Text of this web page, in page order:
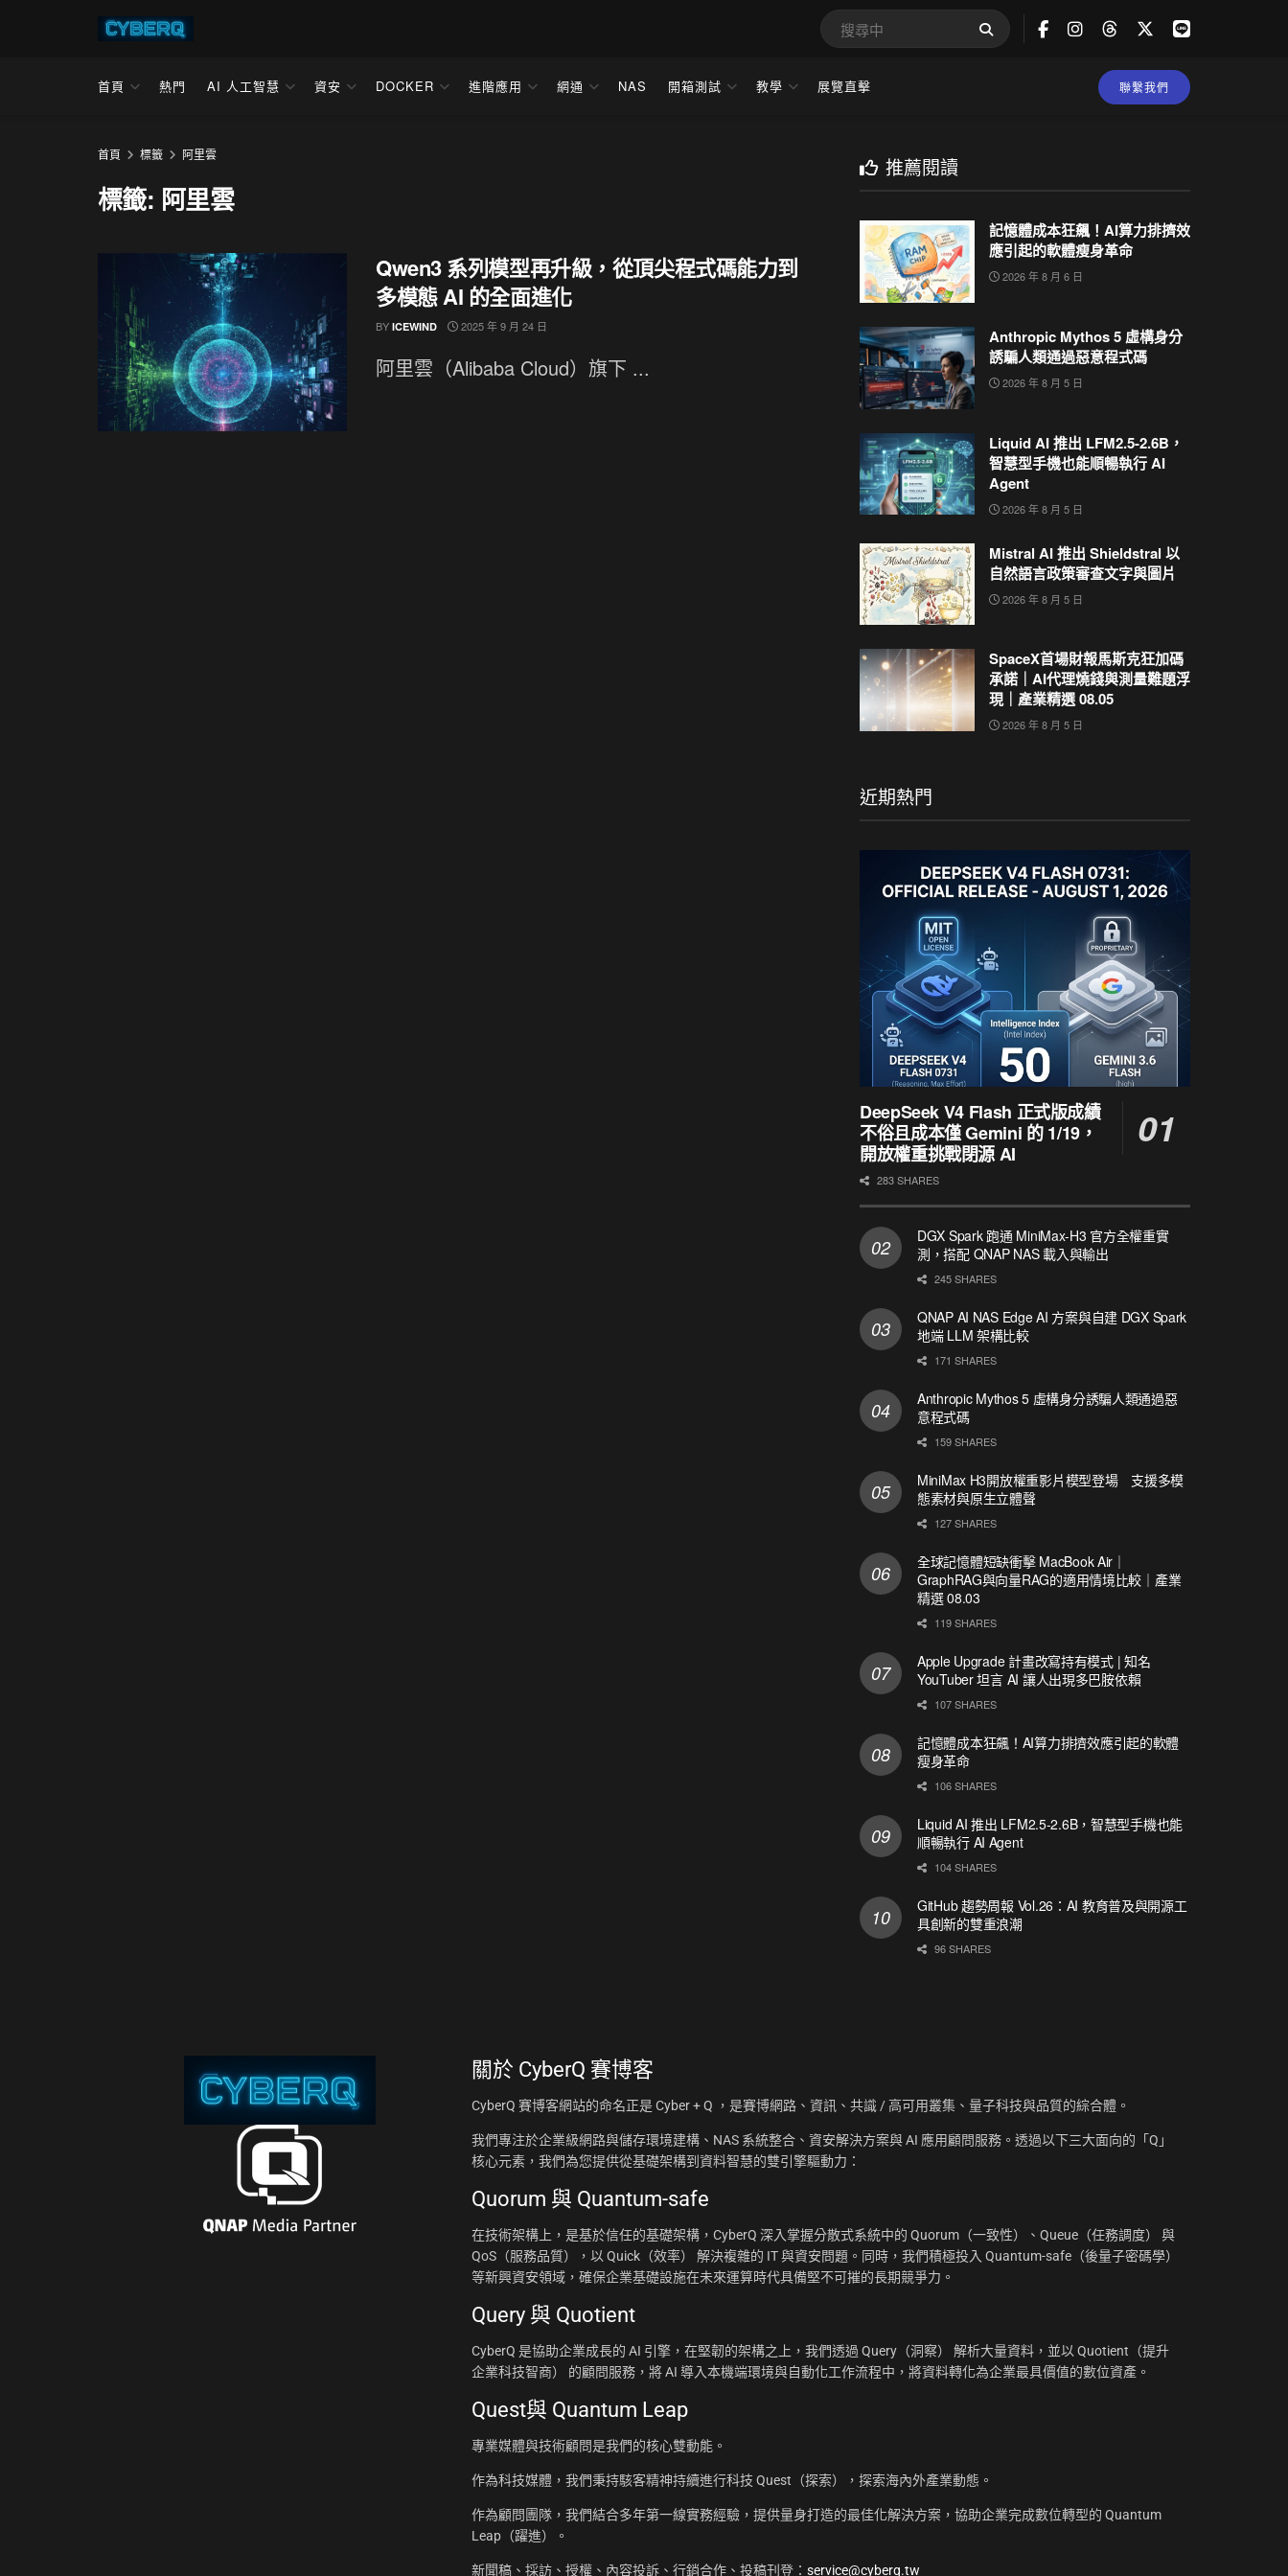
首頁 熱門 AI 人工智慧 資安 DOCKER 進階應用 網通 NAS 開箱測試 教學 展覽直擊 聯繫我們
首頁 標籤 阿里雲
標籤: 阿里雲
Qwen3 系列模型再升級，從頂尖程式碼能力到
多模態 AI 的全面進化
BY ICEWIND 2025 年 9 月 24 日
阿里雲（Alibaba Cloud）旗下 ...
推薦閱讀
記憶體成本狂飆！AI算力排擠效
應引起的軟體瘦身革命
2026 年 8 月 6 日
Anthropic Mythos 5 虛構身分
誘騙人類通過惡意程式碼
2026 年 8 月 5 日
Liquid AI 推出 LFM2.5-2.6B，
智慧型手機也能順暢執行 AI
Agent
2026 年 8 月 5 日
Mistral AI 推出 Shieldstral 以
自然語言政策審查文字與圖片
2026 年 8 月 5 日
SpaceX首場財報馬斯克狂加碼
承諾｜AI代理燒錢與測量難題浮
現｜產業精選 08.05
2026 年 8 月 5 日
近期熱門
DeepSeek V4 Flash 正式版成績
不俗且成本僅 Gemini 的 1/19，
開放權重挑戰閉源 AI
283 SHARES
DGX Spark 跑通 MiniMax-H3 官方全權重實
測，搭配 QNAP NAS 載入與輸出
245 SHARES
QNAP AI NAS Edge AI 方案與自建 DGX Spark
地端 LLM 架構比較
171 SHARES
Anthropic Mythos 5 虛構身分誘騙人類通過惡
意程式碼
159 SHARES
MiniMax H3開放權重影片模型登場 支援多模
態素材與原生立體聲
127 SHARES
全球記憶體短缺衝擊 MacBook Air｜
GraphRAG與向量RAG的適用情境比較｜產業
精選 08.03
119 SHARES
Apple Upgrade 計畫改寫持有模式 | 知名
YouTuber 坦言 AI 讓人出現多巴胺依賴
107 SHARES
記憶體成本狂飆！AI算力排擠效應引起的軟體
瘦身革命
106 SHARES
Liquid AI 推出 LFM2.5-2.6B，智慧型手機也能
順暢執行 AI Agent
104 SHARES
GitHub 趨勢周報 Vol.26：AI 教育普及與開源工
具創新的雙重浪潮
96 SHARES
關於 CyberQ 賽博客
CyberQ 賽博客網站的命名正是 Cyber + Q ，是賽博網路、資訊、共識 / 高可用叢集、量子科技與品質的綜合體。
我們專注於企業級網路與儲存環境建構、NAS 系統整合、資安解決方案與 AI 應用顧問服務。透過以下三大面向的「Q」
核心元素，我們為您提供從基礎架構到資料智慧的雙引擎驅動力：
Quorum 與 Quantum-safe
在技術架構上，是基於信任的基礎架構，CyberQ 深入掌握分散式系統中的 Quorum（一致性）、Queue（任務調度） 與
QoS（服務品質），以 Quick（效率） 解決複雜的 IT 與資安問題。同時，我們積極投入 Quantum-safe（後量子密碼學）
等新興資安領域，確保企業基礎設施在未來運算時代具備堅不可摧的長期競爭力。
Query 與 Quotient
CyberQ 是協助企業成長的 AI 引擎，在堅韌的架構之上，我們透過 Query（洞察） 解析大量資料，並以 Quotient（提升
企業科技智商） 的顧問服務，將 AI 導入本機端環境與自動化工作流程中，將資料轉化為企業最具價值的數位資產。
Quest與 Quantum Leap
專業媒體與技術顧問是我們的核心雙動能。
作為科技媒體，我們秉持駭客精神持續進行科技 Quest（探索），探索海內外產業動態。
作為顧問團隊，我們結合多年第一線實務經驗，提供量身打造的最佳化解決方案，協助企業完成數位轉型的 Quantum
Leap（躍進）。
新聞稿、採訪、授權、內容投訴、行銷合作、投稿刊登： service@cyberq.tw